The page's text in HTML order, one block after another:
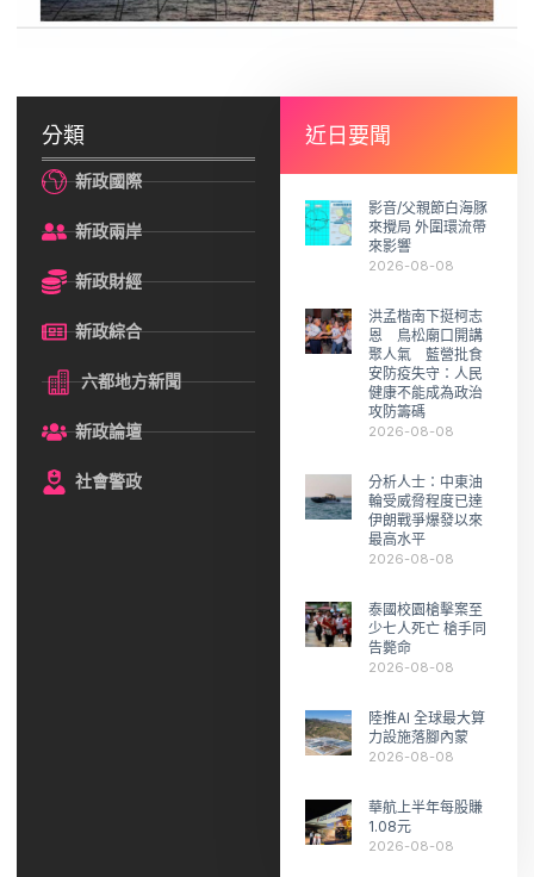
分類
新政國際
新政兩岸
新政財經
新政綜合
六都地方新聞
新政論壇
社會警政
近日要聞
影音/父親節白海豚
來攪局 外圍環流帶
來影響
2026-08-08
洪孟楷南下挺柯志
恩 鳥松廟口開講
聚人氣 藍營批食
安防疫失守：人民
健康不能成為政治
攻防籌碼
2026-08-08
分析人士：中東油
輪受威脅程度已達
伊朗戰爭爆發以來
最高水平
2026-08-08
泰國校園槍擊案至
少七人死亡 槍手同
告斃命
2026-08-08
陸推AI 全球最大算
力設施落腳內蒙
2026-08-08
華航上半年每股賺
1.08元
2026-08-08